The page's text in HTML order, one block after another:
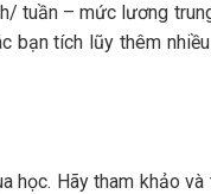
tuần – mức lương
bạn tích lũy thêm
học. Hãy tham khảo